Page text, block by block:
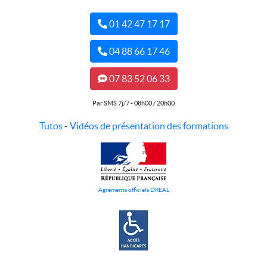
01 42 47 17 17
04 88 66 17 46
07 83 52 06 33
Par SMS 7j/7 - 08h00 / 20h00
Tutos- Vidéos de présentation des formations
Agréments officiels DREAL